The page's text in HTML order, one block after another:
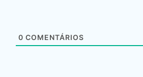
0 COMENTÁRIOS